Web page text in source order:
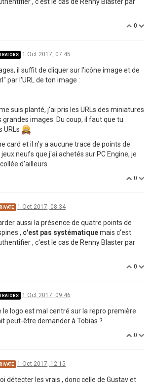
0
1 Oct 2017, 07:45
il suffit de cliquer sur l'icône image et de
par l'URL de ton image :
suis planté, j'ai pris les URLs des miniatures
grandes images. Du coup, il faut que tu
URLs
card et il n'y a aucune trace de points de
neufs que j'ai achetés sur PC Engine, je
d'ailleurs.
0
1 Oct 2017, 08:34
aussi la présence de quatre points de
, c'est pas systématiquemais c'est
, c'est le cas de Renny Blaster par
0
1 Oct 2017, 09:46
logo est mal centré sur la repro première
peut-être demander à Tobias ?
0
1 Oct 2017, 12:15
détecter les vrais , donc celle de Gustav et